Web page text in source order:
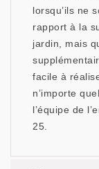
lorsqu’ils ne
rapport à la
jardin, mais
facile à
n’importe
l’équipe de
25.